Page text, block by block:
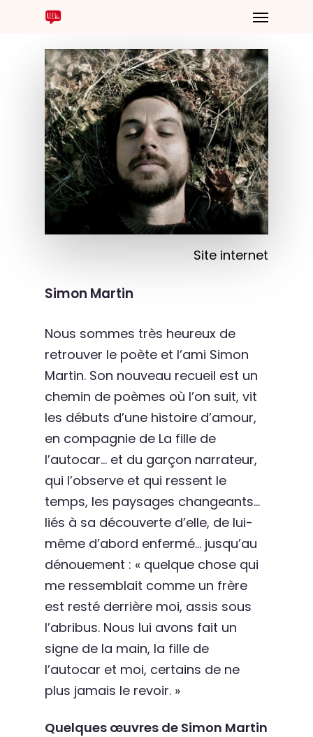
Site internet
Simon Martin
Nous sommes très heureux de
retrouver le poète et l’ami Simon
Martin. Son nouveau recueil est un
chemin de poèmes où l’on suit, vit
les débuts d’une histoire d’amour,
en compagnie de La fille de
l’autocar… et du garçon narrateur,
qui l’observe et qui ressent le
temps, les paysages changeants…
liés à sa découverte d’elle, de lui-
même d’abord enfermé… jusqu’au
dénouement : « quelque chose qui
me ressemblait comme un frère
est resté derrière moi, assis sous
l’abribus. Nous lui avons fait un
signe de la main, la fille de
l’autocar et moi, certains de ne
plus jamais le revoir. »
Quelques œuvres de Simon Martin